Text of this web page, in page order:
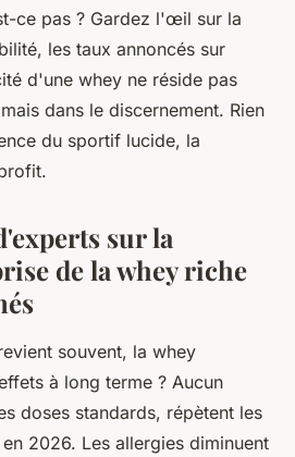
ce pas ? Gardez l'œil sur la
les taux annoncés sur
d'une whey ne réside pas
dans le discernement. Rien
du sportif lucide, la
sur la
de la whey riche
souvent, la whey
à long terme ? Aucun
doses standards, répètent les
2026. Les allergies diminuent